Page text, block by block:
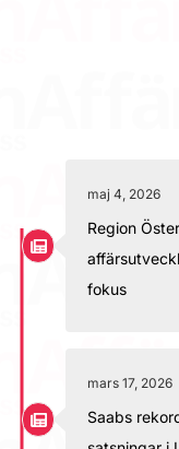
maj 4, 2026
Region
fokus
mars 17, 2026
Saabs